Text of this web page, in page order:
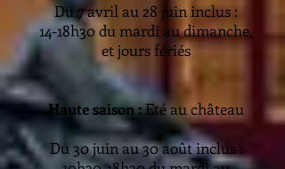
Du 7 avril au 28 juin inclus :
14-18h30 du mardi au dimanche,
et jours fériés
Haute saison :Eté au château
Du 30 juin au30 août inclus :